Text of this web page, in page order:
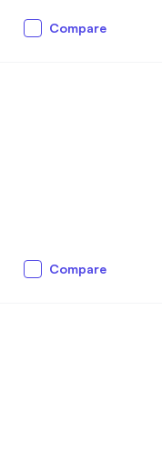
Compare
Compare